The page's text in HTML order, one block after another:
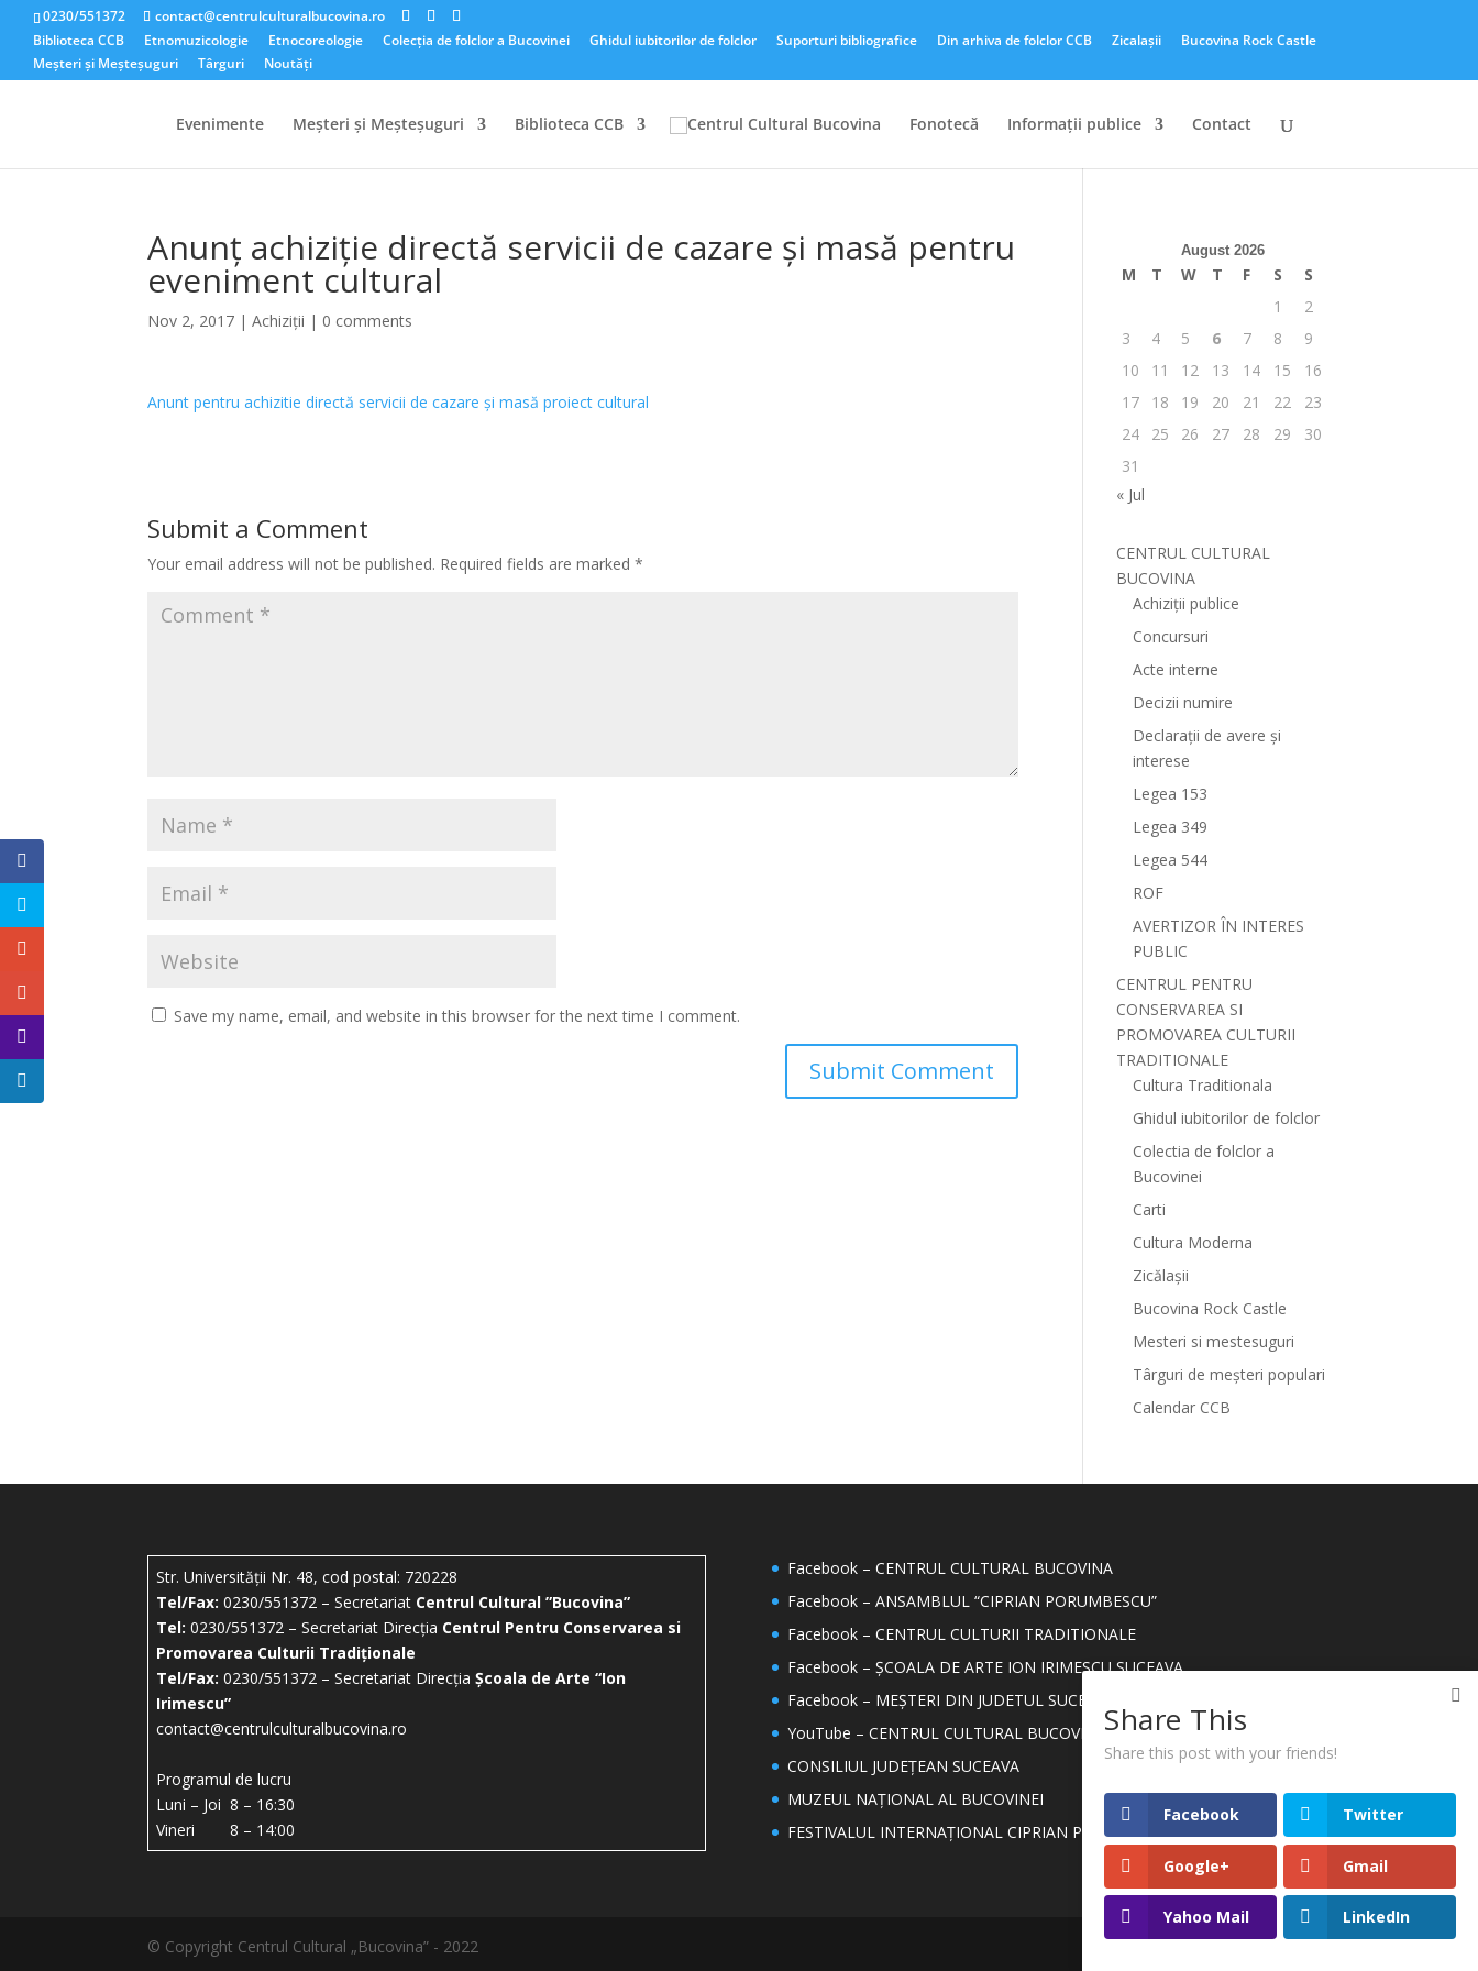
0230/551372
contact@centrulculturalbucovina.ro
Biblioteca CCB
Etnomuzicologie Etnocoreologie Colecția de folclor a Bucovinei Ghidul iubitorilor de folclor Suporturi bibliografice Din arhiva de folclor CCB Zicalașii
Bucovina Rock Castle
Meșteri și Meșteșuguri
Târguri Noutăți
Evenimente Meșteri și Meșteșuguri Biblioteca CCB Fonotecă Informații publice Contact
Anunț achiziție directă servicii de cazare și masă pentru
eveniment cultural
Nov 2, 2017 |Achiziții | 0 comments
Anunt pentru achizitie directă servicii de cazare și masă proiect cultural
Submit a Comment
Your email address will not be published. Required fields are marked*
Save my name, email, and website in this browser for the next time I comment.
August 2026
M T W T F S
S
1
2
3
4 5 6 7 8
9
10
11 12 13 14 15
16
17
18 19 20 21 22
23
24
25 26 27 28 29
30
31
« Jul
CENTRUL CULTURAL
BUCOVINA
Achiziții publice
Concursuri
Acte interne
Decizii numire
Declarații de avere și
interese
Legea 153
Legea 349
Legea 544
ROF
AVERTIZOR ÎN INTERES
PUBLIC
CENTRUL PENTRU
CONSERVAREA SI
PROMOVAREA CULTURII
TRADITIONALE
Cultura Traditionala
Ghidul iubitorilor de folclor
Colectia de folclor a
Bucovinei
Carti
Cultura Moderna
Zicălașii
Bucovina Rock Castle
Mesteri si mestesuguri
Târguri de meșteri populari
Calendar CCB
Str. Universității Nr. 48, cod postal: 720228
Tel/Fax: 0230/551372 – Secretariat Centrul Cultural ”Bucovina”
Tel: 0230/551372 – Secretariat Direcția Centrul Pentru Conservarea si
Promovarea Culturii Tradiționale
Tel/Fax: 0230/551372 – Secretariat DirecțiaȘcoala de Arte “Ion
Irimescu”
contact@centrulculturalbucovina.ro
Programul de lucru
Luni – Joi 8 – 16:30
Vineri 8 – 14:00
Facebook – CENTRUL CULTURAL BUCOVINA
Facebook – ANSAMBLUL “CIPRIAN PORUMBESCU”
Facebook – CENTRUL CULTURII TRADITIONALE
Facebook – ȘCOALA DE ARTE ION IRIMESCU SUCEAVA
Facebook – MEȘTERI DIN JUDETUL SUCEAVA
YouTube – CENTRUL CULTURAL BUCOVINA
CONSILIUL JUDEȚEAN SUCEAVA
MUZEUL NAȚIONAL AL BUCOVINEI
FESTIVALUL INTERNAȚIONAL CIPRIAN PORUMBESCU
© Copyright Centrul Cultural „Bucovina” - 2022
Share This
Share this post with your friends!
Facebook Twitter
Google+ Gmail
Yahoo Mail LinkedIn